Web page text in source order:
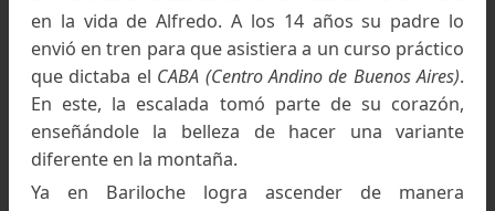
En la época de los años ‘50 o ’60 en
equipo era casi siempre heredado.
contaba con piquetas de la marca Dediol,
mosquetones.
Bariloche y la escalada